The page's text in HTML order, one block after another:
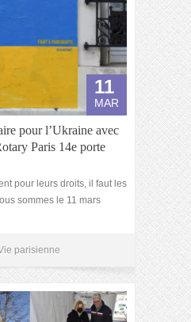
11
MAR
pour l’Ukraine avec
Paris 14e porte
pour leurs droits, il faut les
sommes le 11 mars
parisienne